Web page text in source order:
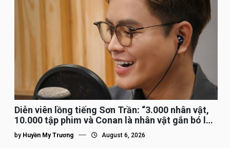
Diễn viên lồng tiếng Sơn Trần: “3.000 nhân vật,
10.000 tập phim và Conan là nhân vật gắn bó lâu
nhất”
by Huyền My Trương August 6, 2026